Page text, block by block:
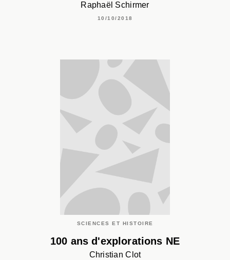
Raphaël Schirmer
10/10/2018
SCIENCES ET HISTOIRE
100 ans d'explorations NE
Christian Clot